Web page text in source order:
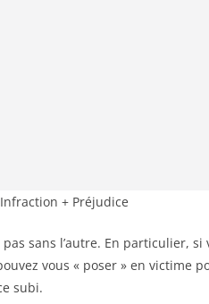
+ Préjudice
sans l’autre. En particulier,
vous « poser » en victime
subi.